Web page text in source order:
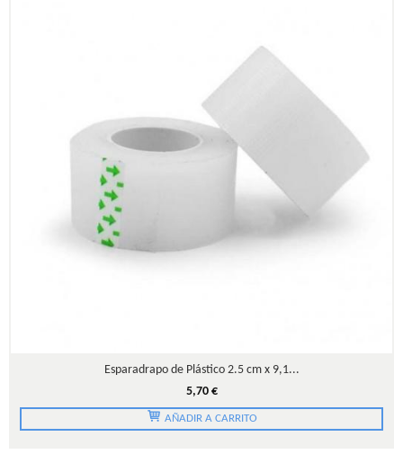
Esparadrapo de Plástico 2.5 cm x 9,1...
5,70 €
AÑADIR A CARRITO